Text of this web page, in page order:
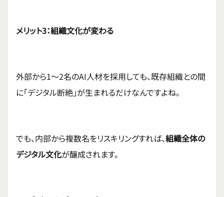
メリット3：組織文化が変わる
外部から1〜2名のAI人材を採用しても、既存組織との間
に「デジタル断絶」が生まれるだけなんですよね。
でも、内部から複数名をリスキリングすれば、組織全体の
デジタル文化が醸成されます。